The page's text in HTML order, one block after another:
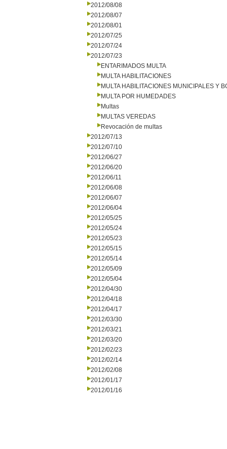
2012/08/08
2012/08/07
2012/08/01
2012/07/25
2012/07/24
2012/07/23
ENTARIMADOS MULTA
MULTA HABILITACIONES
MULTA HABILITACIONES MUNICIPALES Y
MULTA POR HUMEDADES
Multas
MULTAS VEREDAS
Revocación de multas
2012/07/13
2012/07/10
2012/06/27
2012/06/20
2012/06/11
2012/06/08
2012/06/07
2012/06/04
2012/05/25
2012/05/24
2012/05/23
2012/05/15
2012/05/14
2012/05/09
2012/05/04
2012/04/30
2012/04/18
2012/04/17
2012/03/30
2012/03/21
2012/03/20
2012/02/23
2012/02/14
2012/02/08
2012/01/17
2012/01/16